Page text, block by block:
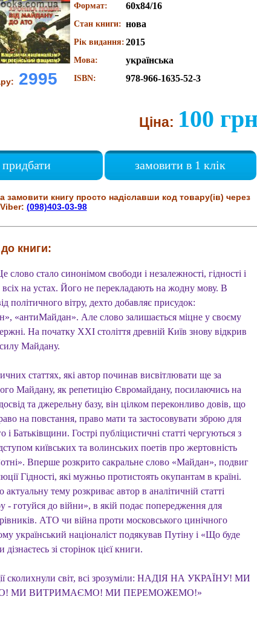
2995
Формат: 60х84/16
Стан книги: нова
Рік видання: 2015
Мова: українська
ISBN: 978-966-1635-52-3
Ціна: 100 грн
придбати замовити в 1 клік
замовити книгу просто надіславши код товару(ів) через
(098)403-03-98
книги:
слово стало синонімом свободи і незалежності, гідності і
на устах. Його не перекладають на жодну мову. В
політичного вітру, дехто добавляє присудок:
«антиМайдан». Але слово залишається міцне у своєму
На початку XXI століття древній Київ знову відкрив
силу Майдану.
статтях, які автор починав висвітлювати ще за
Майдану, як репетицію Євромайдану, посилаючись на
та джерельну базу, він цілком переконливо довів, що
на повстання, право мати та застосовувати зброю для
і Батьківщини. Гострі публіцистичні статті чергуються з
київських та волинських поетів про жертовність
Вперше розкрито сакральне слово «Майдан», подвиг
Гідності, які мужньо протистоять окупантам в країні.
тему розкриває автор в аналітичній статті
- готуйся до війни», в якій подає попередження для
АТО чи війна проти московського цинічного
український націоналіст подякував Путіну і «Що буде
дізнаєтесь зі сторінок цієї книги.
сколихнули світ, всі зрозуміли: НАДІЯ НА УКРАЇНУ! МИ
МИ ВИТРИМАЄМО! МИ ПЕРЕМОЖЕМО!»